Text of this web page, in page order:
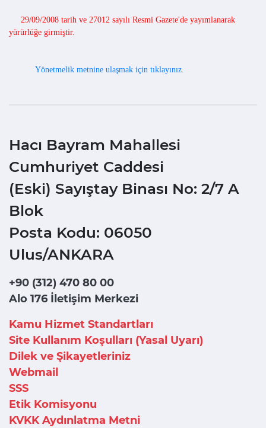
29/09/2008 tarih ve 27012 sayılı Resmi Gazete'de yayımlanarak
yürürlüğe girmiştir.
Yönetmelik metnine ulaşmak için tıklayınız.
Hacı Bayram Mahallesi
Cumhuriyet Caddesi
(Eski) Sayıştay Binası No: 2/7 A
Blok
Posta Kodu: 06050
Ulus/ANKARA
+90 (312) 470 80 00
Alo 176 İletişim Merkezi
Kamu Hizmet Standartları
Site Kullanım Koşulları (Yasal Uyarı)
Dilek ve Şikayetleriniz
Webmail
SSS
Etik Komisyonu
KVKK Aydınlatma Metni